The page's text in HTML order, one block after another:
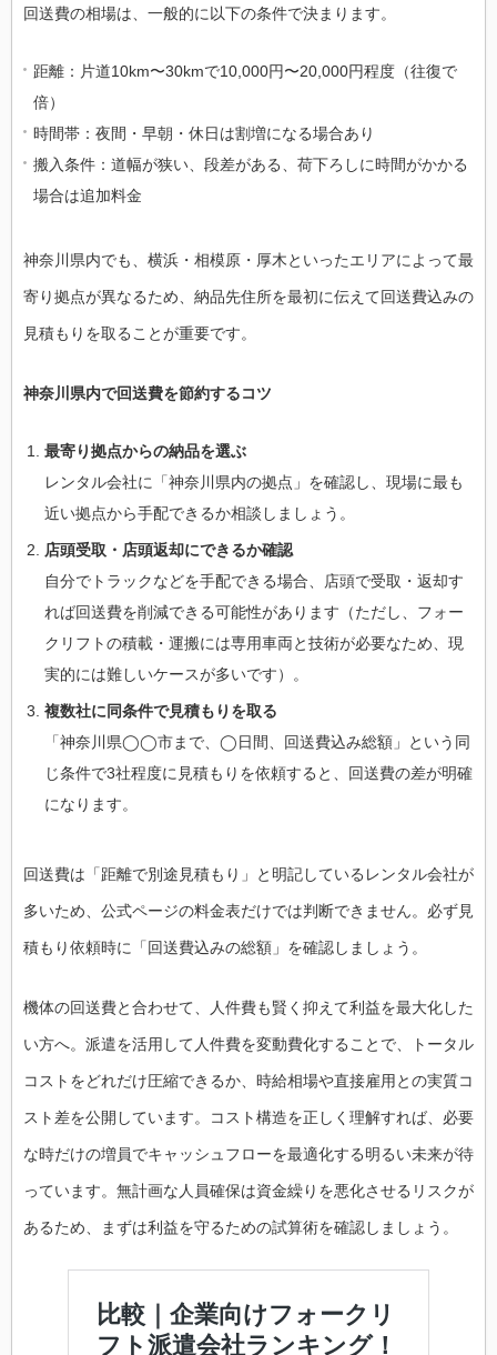
回送費の相場は、一般的に以下の条件で決まります。
距離：片道10km〜30kmで10,000円〜20,000円程度（往復で
倍）
時間帯：夜間・早朝・休日は割増になる場合あり
搬入条件：道幅が狭い、段差がある、荷下ろしに時間がかかる
場合は追加料金
神奈川県内でも、横浜・相模原・厚木といったエリアによって最
寄り拠点が異なるため、納品先住所を最初に伝えて回送費込みの
見積もりを取ることが重要です。
神奈川県内で回送費を節約するコツ
最寄り拠点からの納品を選ぶ
レンタル会社に「神奈川県内の拠点」を確認し、現場に最も
近い拠点から手配できるか相談しましょう。
店頭受取・店頭返却にできるか確認
自分でトラックなどを手配できる場合、店頭で受取・返却す
れば回送費を削減できる可能性があります（ただし、フォー
クリフトの積載・運搬には専用車両と技術が必要なため、現
実的には難しいケースが多いです）。
複数社に同条件で見積もりを取る
「神奈川県◯◯市まで、◯日間、回送費込み総額」という同
じ条件で3社程度に見積もりを依頼すると、回送費の差が明確
になります。
回送費は「距離で別途見積もり」と明記しているレンタル会社が
多いため、公式ページの料金表だけでは判断できません。必ず見
積もり依頼時に「回送費込みの総額」を確認しましょう。
機体の回送費と合わせて、人件費も賢く抑えて利益を最大化した
い方へ。派遣を活用して人件費を変動費化することで、トータル
コストをどれだけ圧縮できるか、時給相場や直接雇用との実質コ
スト差を公開しています。コスト構造を正しく理解すれば、必要
な時だけの増員でキャッシュフローを最適化する明るい未来が待
っています。無計画な人員確保は資金繰りを悪化させるリスクが
あるため、まずは利益を守るための試算術を確認しましょう。